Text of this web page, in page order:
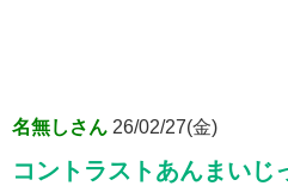
名無しさん 26/02/27(金)
コントラストあんまい